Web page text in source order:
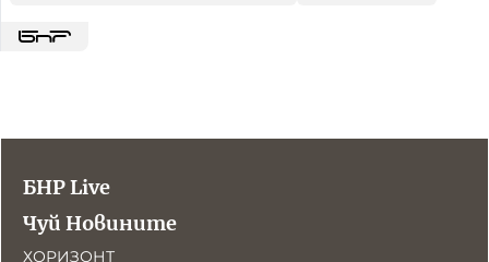
БНР Live
Чуй Новините
ХОРИЗОНТ